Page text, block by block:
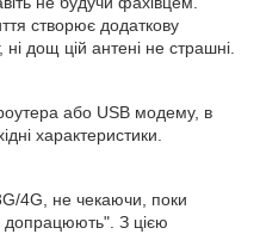
створює додаткову
ні дощ цій антені не страшні.
або USB модему, в
характеристики.
4G, не чекаючи, поки
З цією